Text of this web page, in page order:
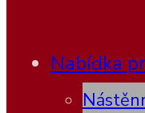
Nabídka